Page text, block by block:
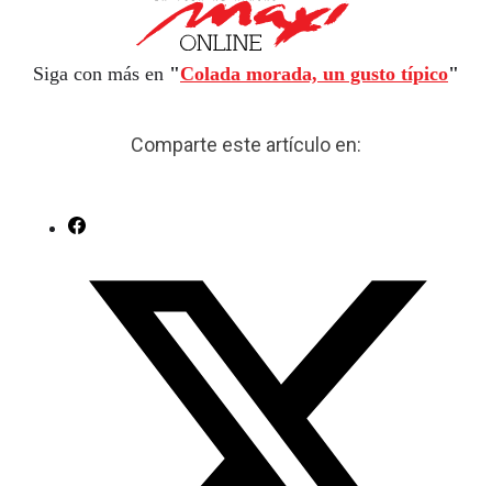
Siga con más en "Colada morada, un gusto típico"
Comparte este artículo en: